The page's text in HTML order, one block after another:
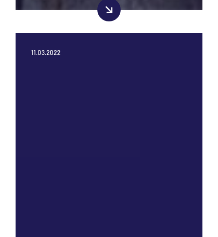
11.03.2022